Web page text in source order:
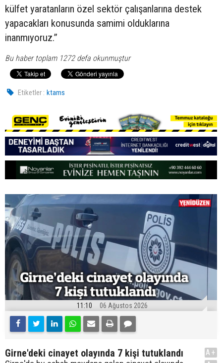
külfet yaratanların özel sektör çalışanlarına destek
yapacakları konusunda samimi olduklarına
inanmıyoruz.”
Bu haber toplam 1272 defa okunmuştur
Etiketler : ktams
11:10 06 Ağustos 2026
Girne'deki cinayet olayında 7 kişi tutuklandı
A+